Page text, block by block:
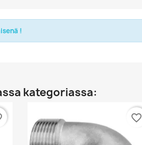
!
kategoriassa:
favorite_border